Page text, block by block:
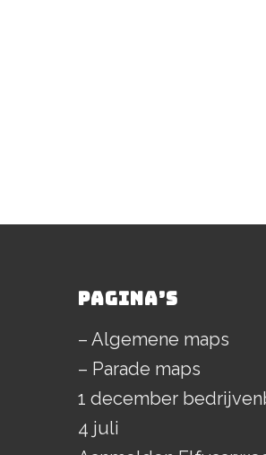
PAGINA’S
– Algemene maps
– Parade maps
1 december
4 juli